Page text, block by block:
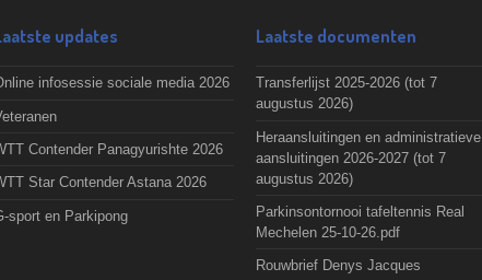
updates
infosessie sociale media 2026
Contender Panagyurishte 2026
Star Contender Astana 2026
sport en Parkipong
Laatste documenten
Transferlijst 2025-2026 (tot 7
augustus 2026)
Heraansluitingen en administratieve
aansluitingen 2026-2027 (tot 7
augustus 2026)
Parkinsontornooi tafeltennis Real
Mechelen 25-10-26.pdf
Rouwbrief Denys Jacques